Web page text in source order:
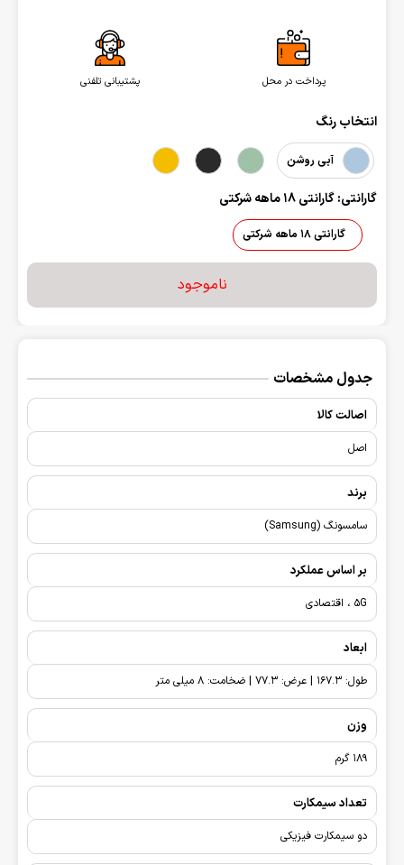
پرداخت در محل پشتیبانی تلفنی
انتخاب رنگ
آبی روشن
گارانتی: گارانتی 18 ماهه شرکتی
گارانتی 18 ماهه شرکتی
ناموجود
جدول مشخصات
اصالت کالا
اصل
برند
سامسونگ (Samsung)
بر اساس عملکرد
5G ، اقتصادی
ابعاد
طول: 167.3 | عرض: 77.3 | ضخامت: 8 میلی متر
وزن
189 گرم
تعداد سیمکارت
دو سیمکارت فیزیکی